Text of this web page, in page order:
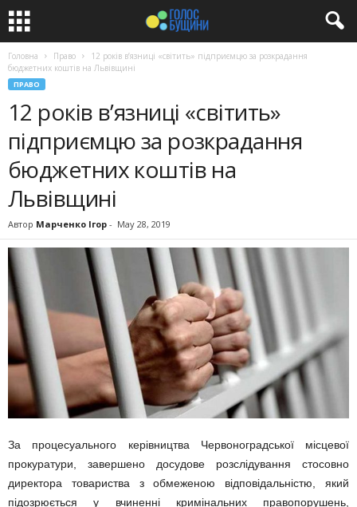
Головна Право
12 років в’язниці «світить» підприємцю за розкрадання
бюджетних коштів на Львівщині
ПРАВО
12 років в’язниці «світить»
підприємцю за розкрадання
бюджетних коштів на
Львівщині
Автор Марченко Ігор - May 28, 2019
За процесуального керівництва Червоноградської місцевої
прокуратури, завершено досудове розслідування стосовно
директора товариства з обмеженою відповідальністю, який
підозрюється у вчиненні кримінальних правопорушень,